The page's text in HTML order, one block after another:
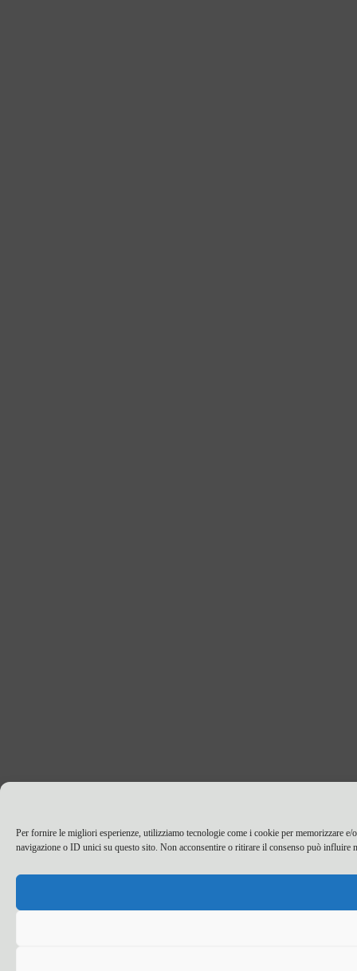
Per fornire le migliori esperienze, utilizziamo tecnologie come i cookie per memorizzare
navigazione o ID unici su questo sito. Non acconsentire o ritirare il consenso può influire